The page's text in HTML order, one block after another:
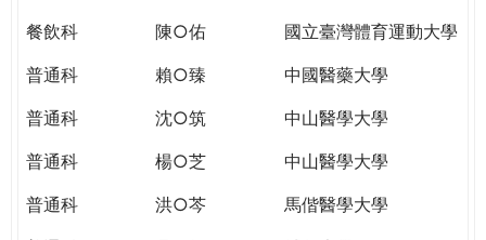
GLOBAL
餐飲科
陳○佑
國立臺灣體育運動大學
普通科
賴○臻
中國醫藥大學
普通科
沈○筑
中山醫學大學
普通科
楊○芝
中山醫學大學
普通科
洪○芩
馬偕醫學大學